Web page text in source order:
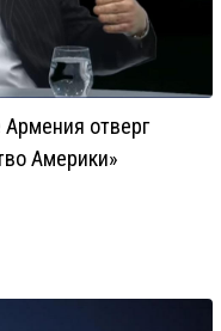
отверг
Америки»